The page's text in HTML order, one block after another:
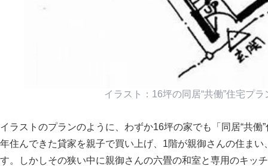
イラスト：16坪の同居“共働”住宅プ
イラストのプランのように、わずか16坪の家でも
同居“共働
年住んできた貸家を親子で買い上げ、1階が親御さんの住ま
す。しかしその狭い中に親御さんの六畳の和室と専用のキッ